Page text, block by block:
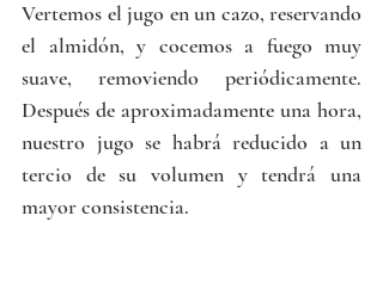
Vertemos el jugo en un cazo, reservando
el almidón, y cocemos a fuego muy
suave, removiendo periódicamente.
Después de aproximadamente una hora,
nuestro jugo se habrá reducido a un
tercio de su volumen y tendrá una
mayor consistencia.